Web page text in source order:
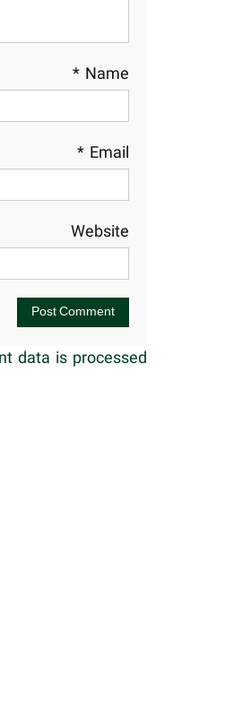
Name
*
Email
*
Website
data is processed.